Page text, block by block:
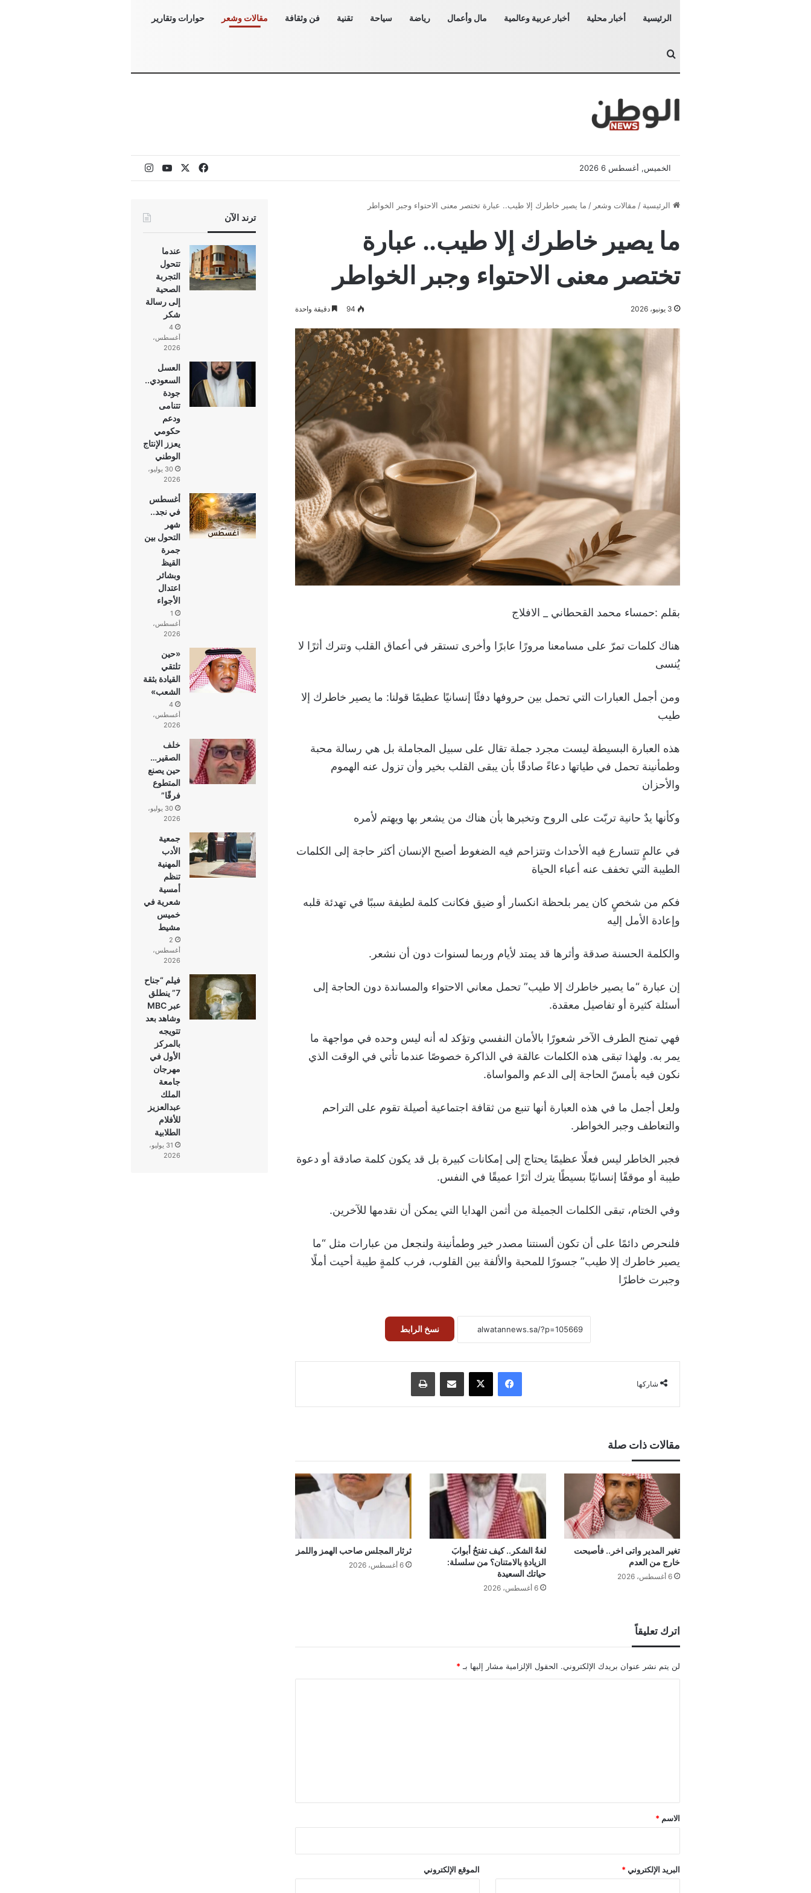
الرئيسية أخبار محلية أخبار عربية وعالمية مال وأعمال رياضة سياحة تقنية فن وثقافة مقالات وشعر حوارات وتقارير
بحث عن
الخميس, أغسطس 6 2026 فيسبوك ‫YouTubeانستقرام
الرئيسية / مقالات وشعر / ما يصير خاطرك إلا طيب.. عبارة تختصر معنى الاحتواء وجبر الخواطر
ما يصير خاطرك إلا طيب.. عبارة
تختصر معنى الاحتواء وجبر الخواطر
3 يونيو، 2026 94 دقيقة واحدة
بقلم :حمساء محمد القحطاني _ الافلاج
هناك كلمات تمرّ على مسامعنا مرورًا عابرًا وأخرى تستقر في أعماق القلب وتترك أثرًا لا
يُنسى
ومن أجمل العبارات التي تحمل بين حروفها دفئًا إنسانيًا عظيمًا قولنا: ما يصير خاطرك إلا
طيب
هذه العبارة البسيطة ليست مجرد جملة تقال على سبيل المجاملة بل هي رسالة محبة
وطمأنينة تحمل في طياتها دعاءً صادقًا بأن يبقى القلب بخير وأن تزول عنه الهموم
والأحزان
وكأنها يدٌ حانية تربّت على الروح وتخبرها بأن هناك من يشعر بها ويهتم لأمره
في عالمٍ تتسارع فيه الأحداث وتتزاحم فيه الضغوط أصبح الإنسان أكثر حاجة إلى الكلمات
الطيبة التي تخفف عنه أعباء الحياة
فكم من شخصٍ كان يمر بلحظة انكسار أو ضيق فكانت كلمة لطيفة سببًا في تهدئة قلبه
وإعادة الأمل إليه
والكلمة الحسنة صدقة وأثرها قد يمتد لأيام وربما لسنوات دون أن نشعر.
إن عبارة “ما يصير خاطرك إلا طيب” تحمل معاني الاحتواء والمساندة دون الحاجة إلى
أسئلة كثيرة أو تفاصيل معقدة.
فهي تمنح الطرف الآخر شعورًا بالأمان النفسي وتؤكد له أنه ليس وحده في مواجهة ما
يمر به. ولهذا تبقى هذه الكلمات عالقة في الذاكرة خصوصًا عندما تأتي في الوقت الذي
نكون فيه بأمسّ الحاجة إلى الدعم والمواساة.
ولعل أجمل ما في هذه العبارة أنها تنبع من ثقافة اجتماعية أصيلة تقوم على التراحم
والتعاطف وجبر الخواطر.
فجبر الخاطر ليس فعلًا عظيمًا يحتاج إلى إمكانات كبيرة بل قد يكون كلمة صادقة أو دعوة
طيبة أو موقفًا إنسانيًا بسيطًا يترك أثرًا عميقًا في النفس.
وفي الختام، تبقى الكلمات الجميلة من أثمن الهدايا التي يمكن أن نقدمها للآخرين.
فلنحرص دائمًا على أن تكون ألسنتنا مصدر خير وطمأنينة ولنجعل من عبارات مثل “ما
يصير خاطرك إلا طيب” جسورًا للمحبة والألفة بين القلوب، فرب كلمةٍ طيبة أحيت أملًا
وجبرت خاطرًا
نسخ الرابط
شاركها
فيسبوك ‫X مشاركة عبر البريد طباعة
مقالات ذات صلة
تغير المدير واتى اخر.. فأصبحت
خارج من العدم
6 أغسطس، 2026
لغةُ الشكر.. كيف تفتحُ أبوابَ
الزيادةِ بالامتنان؟ من سلسلة:
حياتك السعيدة
6 أغسطس، 2026
ثرثار المجلس صاحب الهمز واللمز
6 أغسطس، 2026
اترك تعليقاً
لن يتم نشر عنوان بريدك الإلكتروني. الحقول الإلزامية مشار إليها بـ*
*
الاسم *
البريد الإلكتروني* الموقع الإلكتروني
ترند الآن
عندما
تتحول
التجربة
الصحية
إلى رسالة
شكر
4
أغسطس،
2026
العسل
السعودي..
جودة
تتنامى
ودعم
حكومي
يعزز الإنتاج
الوطني
30 يوليو،
2026
أغسطس
في نجد..
شهر
التحول بين
جمرة
القيظ
وبشائر
اعتدال
الأجواء
1
أغسطس،
2026
«حين
تلتقي
القيادة بثقة
الشعب»
4
أغسطس،
2026
خلف
الصقير…
حين يصنع
المتطوع
فرقًا”
30 يوليو،
2026
جمعية
الأدب
المهنية
تنظم
أمسية
شعرية في
خميس
مشيط
2
أغسطس،
2026
فيلم “جناح
7” ينطلق
عبر MBC
وشاهد بعد
تتويجه
بالمركز
الأول في
مهرجان
جامعة
الملك
عبدالعزيز
للأفلام
الطلابية
31 يوليو،
2026